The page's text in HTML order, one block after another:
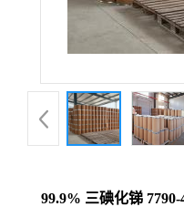
99.9% 三碘化锑